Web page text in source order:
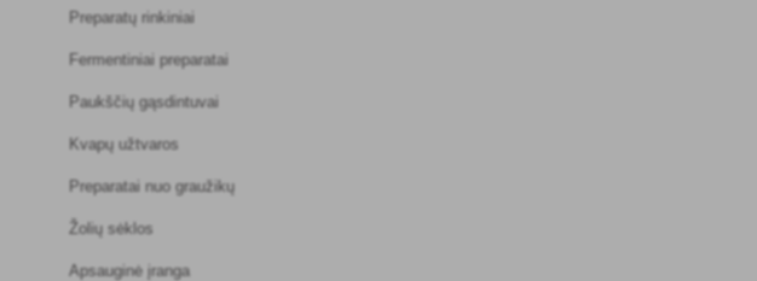
Preparatų rinkiniai
Fermentiniai preparatai
Paukščių gąsdintuvai
Kvapų užtvaros
Preparatai nuo graužikų
Žolių sėklos
Apsauginė įranga